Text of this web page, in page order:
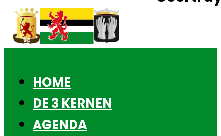
HOME
DE 3 KERNEN
AGENDA